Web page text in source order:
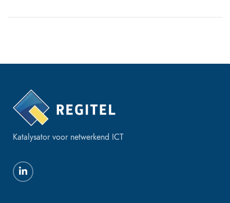
Katalysator voor netwerkend ICT